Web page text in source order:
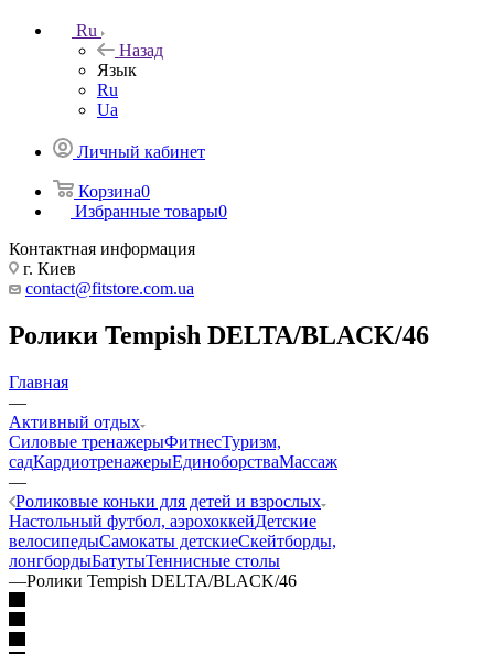
Ru
Назад
Язык
Ru
Ua
Личный кабинет
Корзина0
Избранные товары0
Контактная информация
г. Киев
contact@fitstore.com.ua
Ролики Tempish DELTA/BLACK/46
Главная
—
Активный отдых
Силовые тренажерыФитнесТуризм,
садКардиотренажерыЕдиноборстваМассаж
—
Роликовые коньки для детей и взрослых
Настольный футбол, аэрохоккейДетские
велосипедыСамокаты детскиеСкейтборды,
лонгбордыБатутыТеннисные столы
—Ролики Tempish DELTA/BLACK/46